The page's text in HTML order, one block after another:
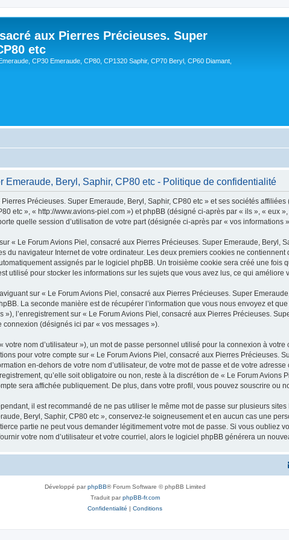
aux Pierres Précieuses. Super
etc
CP30 Emeraude, CP80, CP1320 Saphir, CP70 Beryl, CP60 Diamant,
Beryl, Saphir, CP80 etc - Politique de confidentialité
Précieuses. Super Emeraude, Beryl, Saphir, CP80 etc » et ses sociétés
etc », « http://www.avions-piel.com ») et phpBB (désigné ci-après par « ils », « eux
quelle session d’utilisation de votre part (désignée ci-après par « vos informations
« Le Forum Avions Piel, consacré aux Pierres Précieuses. Super Emeraude, Beryl,
navigateur Internet de votre ordinateur. Les deux premiers cookies ne
assignés par le logiciel phpBB. Un troisième cookie sera créé une fois
utilisé pour stocker les informations sur les sujets que vous avez lus, ce qui améliore
sur « Le Forum Avions Piel, consacré aux Pierres Précieuses. Super
La seconde manière est de récupérer l’information que vous nous envoyez et
l’enregistrement sur « Le Forum Avions Piel, consacré aux Pierres Précieuses.
connexion (désignés ici par « vos messages »).
nom d’utilisateur »), un mot de passe personnel utilisé pour la connexion à
pour votre compte sur « Le Forum Avions Piel, consacré aux Pierres Précieuses.
en-dehors de votre nom d’utilisateur, de votre mot de passe et de votre
qu’elle soit obligatoire ou non, reste à la discrétion de « Le Forum
sera affichée publiquement. De plus, dans votre profil, vous pouvez souscrire ou
il est recommandé de ne pas utiliser le même mot de passe sur plusieurs
Beryl, Saphir, CP80 etc », conservez-le soigneusement et en aucun cas une
partie ne peut vous demander légitimement votre mot de passe. Si vous oubliez
votre nom d’utilisateur et votre courriel, alors le logiciel phpBB générera un
Développé parphpBB® Forum Software © phpBB Limited
Traduit parphpBB-fr.com
Confidentialité | Conditions